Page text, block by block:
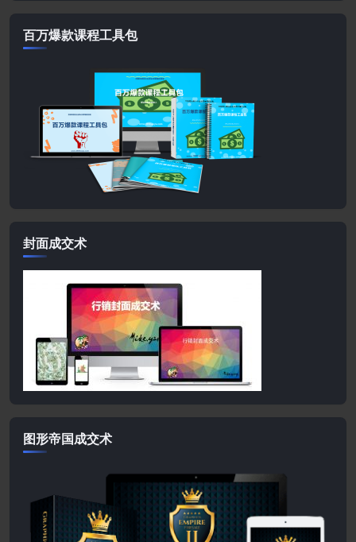
百万爆款课程工具包
封面成交术
图形帝国成交术